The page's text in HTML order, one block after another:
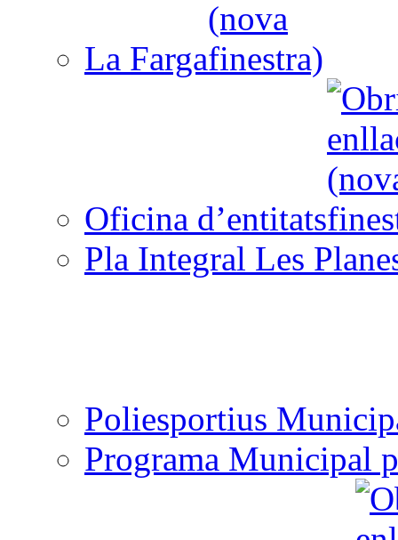
La Farga
Oficina d’entitats
Pla Integral Les
Poliesportius
Programa Municipal